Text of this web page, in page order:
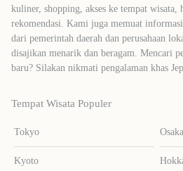
kuliner, shopping, akses ke tempat wisata,
rekomendasi. Kami juga memuat
dari pemerintah daerah dan perusahaan
disajikan menarik dan beragam. Mencari
baru? Silakan nikmati pengalaman khas
Tempat Wisata Populer
Tokyo Osaka
Kyoto